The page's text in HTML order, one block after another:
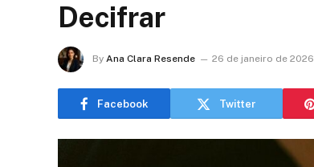
Decifrar
By Ana Clara Resende 26 de janeiro de 2026
Facebook Twitter